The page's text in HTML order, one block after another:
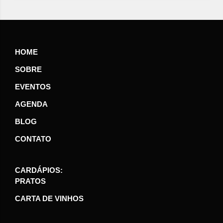
HOME
SOBRE
EVENTOS
AGENDA
BLOG
CONTATO
CARDÁPIOS:
PRATOS
CARTA DE VINHOS